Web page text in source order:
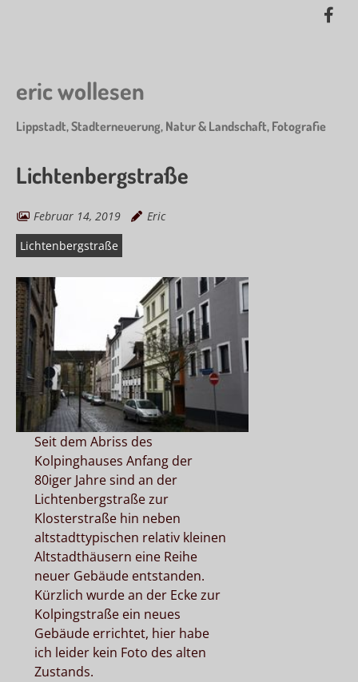
eric wollesen
Lippstadt, Stadterneuerung, Natur & Landschaft, Fotografie
Lichtenbergstraße
Februar 14, 2019
Eric
Lichtenbergstraße
Seit dem Abriss des
Kolpinghauses Anfang der
80iger Jahre sind an der
Lichtenbergstraße zur
Klosterstraße hin neben
altstadttypischen relativ kleinen
Altstadthäusern eine Reihe
neuer Gebäude entstanden.
Kürzlich wurde an der Ecke zur
Kolpingstraße ein neues
Gebäude errichtet, hier habe
ich leider kein Foto des alten
Zustands.